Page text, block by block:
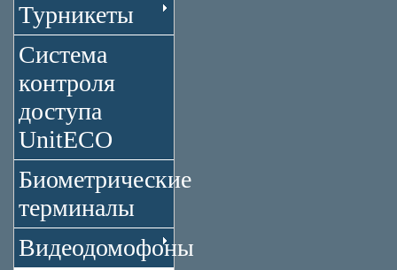
Турникеты
Система
контроля
доступа
UnitECO
Биометрические
терминалы
Видеодомофоны